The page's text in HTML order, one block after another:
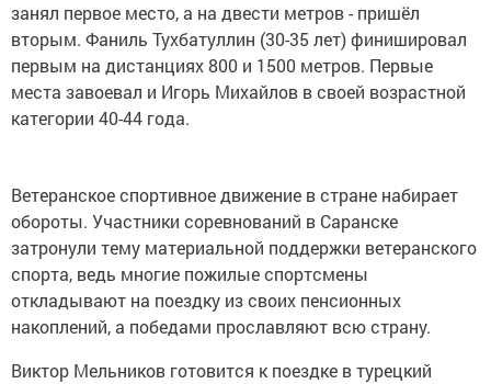
занял первое место, а на двести метров - пришёл
вторым. Фаниль Тухбатуллин (30-35 лет) финишировал
первым на дистанциях 800 и 1500 метров. Первые
места завоевал и Игорь Михайлов в своей возрастной
категории 40-44 года.
Ветеранское спортивное движение в стране набирает
обороты. Участники соревнований в Саранске
затронули тему материальной поддержки ветеранского
спорта, ведь многие пожилые спортсмены
откладывают на поездку из своих пенсионных
накоплений, а победами прославляют всю страну.
Виктор Мельников готовится к поездке в турецкий